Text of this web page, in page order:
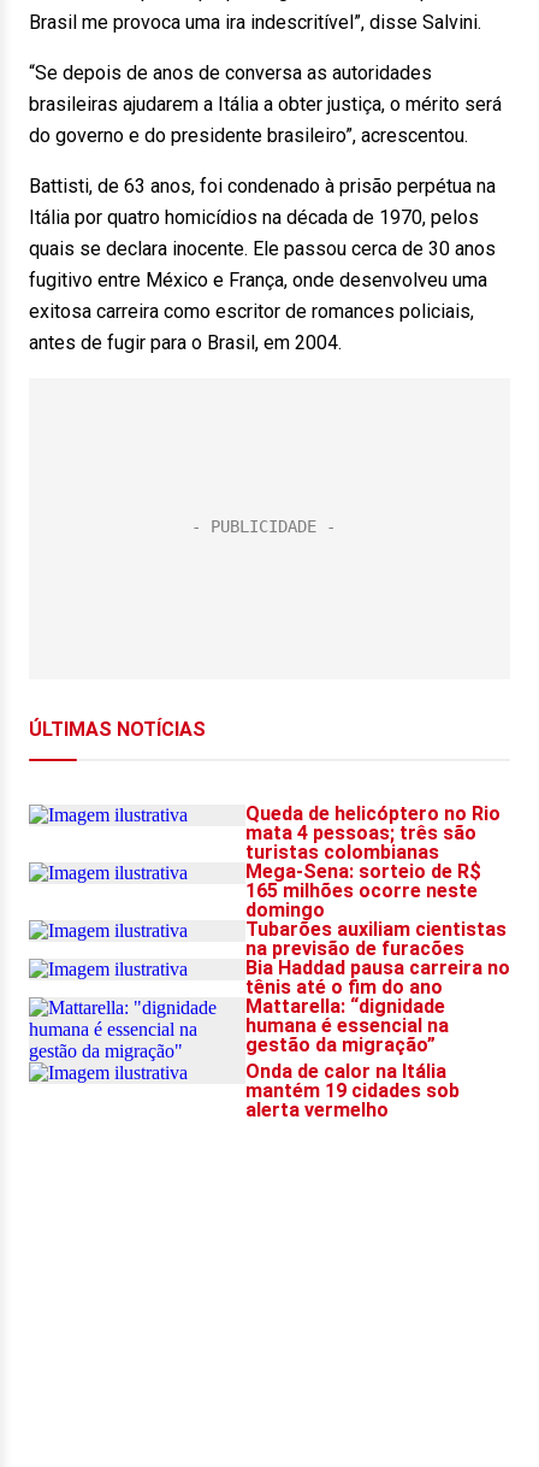
Brasil me provoca uma ira indescritível”, disse Salvini.
“Se depois de anos de conversa as autoridades
brasileiras ajudarem a Itália a obter justiça, o mérito será
do governo e do presidente brasileiro”, acrescentou.
Battisti, de 63 anos, foi condenado à prisão perpétua na
Itália por quatro homicídios na década de 1970, pelos
quais se declara inocente. Ele passou cerca de 30 anos
fugitivo entre México e França, onde desenvolveu uma
exitosa carreira como escritor de romances policiais,
antes de fugir para o Brasil, em 2004.